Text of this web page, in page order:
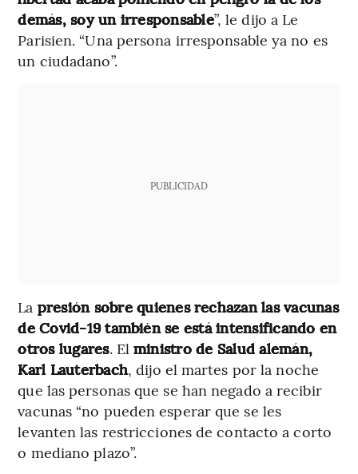
demás, soy un irresponsable”, le dijo a Le
Parisien. “Una persona irresponsable ya no es
un ciudadano”.
PUBLICIDAD
La presión sobre quienes rechazan las vacunas
de Covid-19 también se está intensificando en
otros lugares. Elministro de Salud alemán,
Karl Lauterbach, dijo el martes por la noche
que las personas que se han negado a recibir
vacunas “no pueden esperar que se les
levanten las restricciones de contacto a corto
o mediano plazo”.